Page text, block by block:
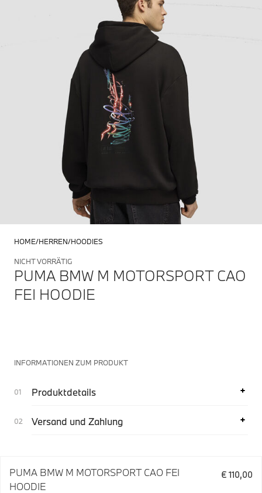
HOME HERREN HOODIES
NICHT VORRÄTIG
PUMA BMW M MOTORSPORT CAO
FEI HOODIE
INFORMATIONEN ZUM PRODUKT
Produktdetails
Versand und Zahlung
PUMA BMW M MOTORSPORT CAO FEI
HOODIE
€ 110,00